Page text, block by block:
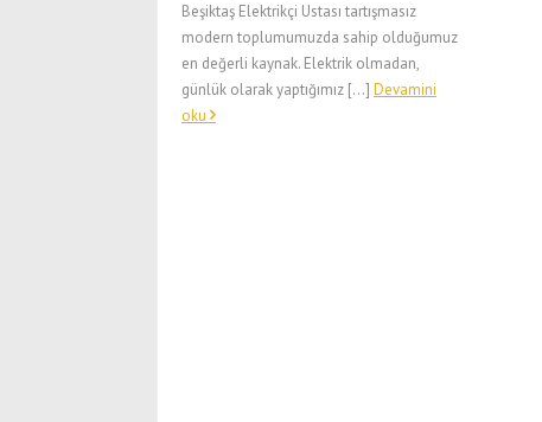
Beşiktaş Elektrikçi Ustası tartışmasız
modern toplumumuzda sahip olduğumuz
en değerli kaynak. Elektrik olmadan,
günlük olarak yaptığımız […] Devamini
oku